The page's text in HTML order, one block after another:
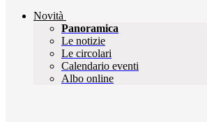
Novità
Panoramica
Le notizie
Le circolari
Calendario eventi
Albo online